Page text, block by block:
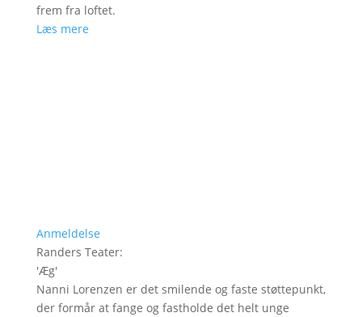
frem fra loftet.
Læs mere
Anmeldelse
Randers Teater:
'Æg'
Nanni Lorenzen er det smilende og faste støttepunkt,
der formår at fange og fastholde det helt unge